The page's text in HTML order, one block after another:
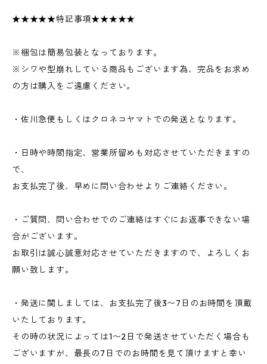
★★★★★特記事項★★★★★
※梱包は簡易包装となっております。
※シワや型崩れしている商品もございます為、完品をお求め
の方は購入をご遠慮ください。
・佐川急便もしくはクロネコヤマトでの発送となります。
・日時や時間指定、営業所留めも対応させていただきますの
で、
お支払完了後、早めに問い合わせよりご連絡ください。
・ご質問、問い合わせでのご連絡はすぐにお返事できない場
合がございます。
お取引は誠心誠意対応させていただきますので、よろしくお
願い致します。
・発送に関しましては、お支払完了後3〜7日のお時間を頂戴
いたしております。
その時の状況によっては1〜2日で発送させていただく場合も
ございますが、最長の7日でのお時間を見て頂けますと幸い